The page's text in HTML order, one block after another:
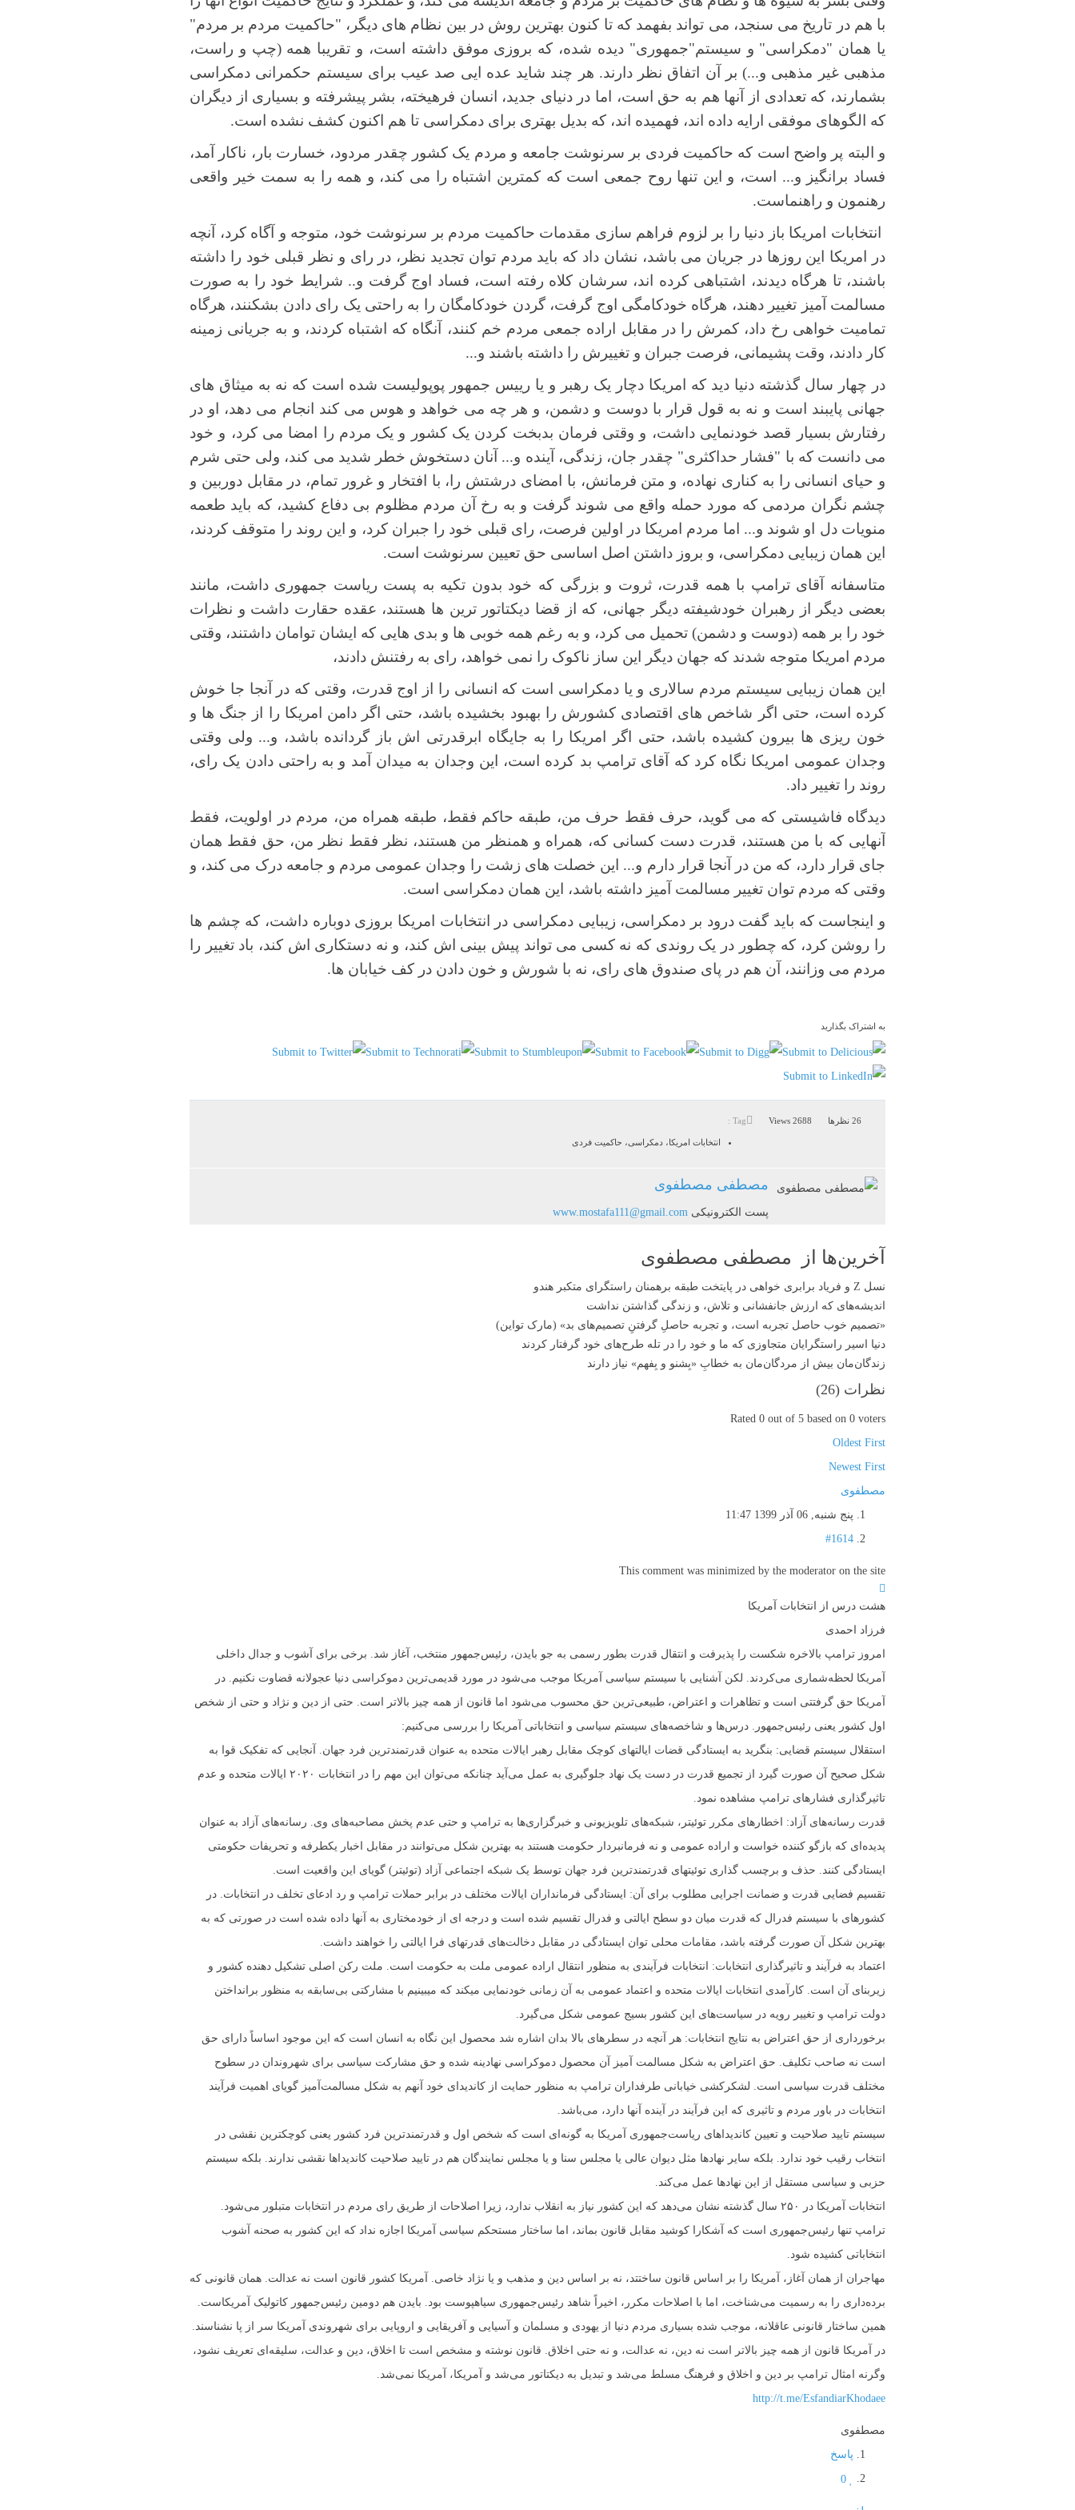
با هم در تاریخ می سنجد، می تواند بفهمد که تا کنون بهترین روش در بین نظام های دیگر، "حاکمیت مردم بر مردم"
یا همان "دمکراسی" و سیستم"جمهوری" دیده شده، که بروزی موفق داشته است، و تقریبا همه (چپ و راست،
مذهبی غیر مذهبی و...) بر آن اتفاق نظر دارند. هر چند شاید عده ایی صد عیب برای سیستم حکمرانی دمکراسی
بشمارند، که تعدادی از آنها هم به حق است، اما در دنیای جدید، انسان فرهیخته، بشر پیشرفته و بسیاری از دیگران
که الگوهای موفقی ارایه داده اند، فهمیده اند، که بدیل بهتری برای دمکراسی تا هم اکنون کشف نشده است.
و البته پر واضح است که حاکمیت فردی بر سرنوشت جامعه و مردم یک کشور چقدر مردود، خسارت بار، ناکار آمد،
فساد برانگیز و... است، و این تنها روح جمعی است که کمترین اشتباه را می کند، و همه را به سمت خیر واقعی
رهنمون و راهنماست.
انتخابات امریکا باز دنیا را بر لزوم فراهم سازی مقدمات حاکمیت مردم بر سرنوشت خود، متوجه و آگاه کرد، آنچه
در امریکا این روزها در جریان می باشد، نشان داد که باید مردم توان تجدید نظر، در رای و نظر قبلی خود را داشته
باشند، تا هرگاه دیدند، اشتباهی کرده اند، سرشان کلاه رفته است، فساد اوج گرفت و.. شرایط خود را به صورت
مسالمت آمیز تغییر دهند، هرگاه خودکامگی اوج گرفت، گردن خودکامگان را به راحتی یک رای دادن بشکنند، هرگاه
تمامیت خواهی رخ داد، کمرش را در مقابل اراده جمعی مردم خم کنند، آنگاه که اشتباه کردند، و به جریانی زمینه
کار دادند، وقت پشیمانی، فرصت جبران و تغییرش را داشته باشند و...
در چهار سال گذشته دنیا دید که امریکا دچار یک رهبر و یا رییس جمهور پوپولیست شده است که نه به میثاق های
جهانی پایبند است و نه به قول قرار با دوست و دشمن، و هر چه می خواهد و هوس می کند انجام می دهد، او در
رفتارش بسیار قصد خودنمایی داشت، و وقتی فرمان بدبخت کردن یک کشور و یک مردم را امضا می کرد، و خود
می دانست که با "فشار حداکثری" چقدر جان، زندگی، آینده و... آنان دستخوش خطر شدید می کند، ولی حتی شرم
و حیای انسانی را به کناری نهاده، و متن فرمانش، با امضای درشتش را، با افتخار و غرور تمام، در مقابل دوربین و
چشم نگران مردمی که مورد حمله واقع می شوند گرفت و به رخ آن مردم مظلوم بی دفاع کشید، که باید طعمه
منویات دل او شوند و... اما مردم امریکا در اولین فرصت، رای قبلی خود را جبران کرد، و این روند را متوقف کردند،
این همان زیبایی دمکراسی، و بروز داشتن اصل اساسی حق تعیین سرنوشت است.
متاسفانه آقای ترامپ با همه قدرت، ثروت و بزرگی که خود بدون تکیه به پست ریاست جمهوری داشت، مانند
بعضی دیگر از رهبران خودشیفته دیگر جهانی، که از قضا دیکتاتور ترین ها هستند، عقده حقارت داشت و نظرات
خود را بر همه (دوست و دشمن) تحمیل می کرد، و به رغم همه خوبی ها و بدی هایی که ایشان توامان داشتند، وقتی
مردم امریکا متوجه شدند که جهان دیگر این ساز ناکوک را نمی خواهد، رای به رفتنش دادند،
این همان زیبایی سیستم مردم سالاری و یا دمکراسی است که انسانی را از اوج قدرت، وقتی که در آنجا جا خوش
کرده است، حتی اگر شاخص های اقتصادی کشورش را بهبود بخشیده باشد، حتی اگر دامن امریکا را از جنگ ها و
خون ریزی ها بیرون کشیده باشد، حتی اگر امریکا را به جایگاه ابرقدرتی اش باز گردانده باشد، و... ولی وقتی
وجدان عمومی امریکا نگاه کرد که آقای ترامپ بد کرده است، این وجدان به میدان آمد و به راحتی دادن یک رای،
روند را تغییر داد.
دیدگاه فاشیستی که می گوید، حرف فقط حرف من، طبقه حاکم فقط، طبقه همراه من، مردم در اولویت، فقط
آنهایی که با من هستند، قدرت دست کسانی که، همراه و همنظر من هستند، نظر فقط نظر من، حق فقط همان
جای قرار دارد، که من در آنجا قرار دارم و... این خصلت های زشت را وجدان عمومی مردم و جامعه درک می کند، و
وقتی که مردم توان تغییر مسالمت آمیز داشته باشد، این همان دمکراسی است.
و اینجاست که باید گفت درود بر دمکراسی، زیبایی دمکراسی در انتخابات امریکا بروزی دوباره داشت، که چشم ها
را روشن کرد، که چطور در یک روندی که نه کسی می تواند پیش بینی اش کند، و نه دستکاری اش کند، باد تغییر را
مردم می وزانند، آن هم در پای صندوق های رای، نه با شورش و خون دادن در کف خیابان ها.
به اشتراک بگذارید
26 نظرها 2688 Views
Tag :
انتخابات امریکا، دمکراسی، حاکمیت فردی
مصطفی مصطفوی
پست الکترونیکی www.mostafa111@gmail.com
آخرین‌ها از مصطفی مصطفوی
نسل Z و فریاد برابری خواهی در پایتخت طبقه برهمنان راستگرای متکبر هندو
اندیشه‌های که ارزش جانفشانی و تلاش، و زندگی گذاشتن نداشت
«تصمیم‌ خوب حاصل تجربه‌ است، و تجربه حاصلِ گرفتنِ تصمیم‌های بد» (مارک تواین)
دنیا اسیر راستگرایان متجاوزی‌ که ما و خود را در تله طرح‌های خود گرفتار کردند
زندگان‌مان بیش از مردگان‌مان به خطابِ «بِشنو و بِفهم» نیاز دارند
نظرات (26
)
Rated 0 out of 5 based on 0 voters
Oldest First
Newest First
مصطفوی
پنج شنبه, 06 آذر 1399 11:47
#1614
This comment was minimized by the moderator on the site
هشت درس از انتخابات آمریکا
فرزاد احمدی
امروز ترامپ بالاخره شکست را پذیرفت و انتقال قدرت بطور رسمی به جو بایدن، رئیس‌جمهور منتخب، آغاز شد. برخی برای آشوب و جدال داخلی
آمریکا لحظه‌شماری می‌کردند. لکن آشنایی با سیستم سیاسی آمریکا موجب می‌شود در مورد قدیمی‌ترین دموکراسی دنیا عجولانه قضاوت نکنیم. در
آمریکا حق گرفتتی است و تظاهرات و اعتراض، طبیعی‌ترین حق محسوب می‌شود اما قانون از همه چیز بالاتر است. حتی از دین و نژاد و حتی از شخص
اول کشور یعنی رئیس‌جمهور. درس‌ها و شاخصه‌های سیستم سیاسی و انتخاباتی آمریکا را بررسی می‌کنیم:
استقلال سیستم قضایی: بنگرید به ایستادگی قضات ایالتهای کوچک مقابل رهبر ایالات متحده به عنوان قدرتمندترین فرد جهان. آنجایی که تفکیک قوا به
شکل صحیح آن صورت گیرد از تجمیع قدرت در دست یک نهاد جلوگیری به عمل می‌آید چنانکه می‌توان این مهم را در انتخابات ۲۰۲۰ ایالات متحده و عدم
تاثیرگذاری فشارهای ترامپ مشاهده نمود.
قدرت رسانه‌های آزاد: اخطارهای مکرر توئیتر، شبکه‌های تلویزیونی و خبرگزاری‌ها به ترامپ و حتی عدم پخش مصاحبه‌های وی. رسانه‌های آزاد به عنوان
پدیده‌ای که بازگو کننده خواست و اراده عمومی و نه فرمانبردار حکومت هستند به بهترین شکل می‌توانند در مقابل اخبار یکطرفه و تحریفات حکومتی
ایستادگی کنند. حذف و برچسب گذاری توئیتهای قدرتمندترین فرد جهان توسط یک شبکه اجتماعی آزاد (توئیتر) گویای این واقعیت است.
تقسیم فضایی قدرت و ضمانت اجرایی مطلوب برای آن: ایستادگی فرمانداران ایالات مختلف در برابر حملات ترامپ و رد ادعای تخلف در انتخابات. در
کشورهای با سیستم فدرال که قدرت میان دو سطح ایالتی و فدرال تقسیم شده است و درجه ای از خودمختاری به آنها داده شده است در صورتی که به
بهترین شکل آن صورت گرفته باشد، مقامات محلی توان ایستادگی در مقابل دخالت‌های قدرتهای فرا ایالتی را خواهند داشت.
اعتماد به فرآیند و تاثیرگذاری انتخابات: انتخابات فرآیندی به منظور انتقال اراده عمومی ملت به حکومت است. ملت رکن اصلی تشکیل دهنده کشور و
زیربنای آن است. کارآمدی انتخابات ایالات متحده و اعتماد عمومی به آن زمانی خودنمایی میکند که میبینیم با مشارکتی بی‌سابقه به منظور برانداختن
دولت ترامپ و تغییر رویه در سیاست‌های این کشور بسیج عمومی شکل می‌گیرد.
برخورداری از حق اعتراض به نتایج انتخابات: هر آنچه در سطرهای بالا بدان اشاره شد محصول این نگاه به انسان است که این موجود اساساً دارای حق
است نه صاحب تکلیف. حق اعتراض به شکل مسالمت آمیز آن محصول دموکراسی نهادینه شده و حق مشارکت سیاسی برای شهروندان در سطوح
مختلف قدرت سیاسی است. لشکرکشی خیابانی طرفداران ترامپ به منظور حمایت از کاندیدای خود آنهم به شکل مسالمت‌آمیز گویای اهمیت فرآیند
انتخابات در باور مردم و تاثیری که این فرآیند در آینده آنها دارد، می‌باشد.
سیستم تایید صلاحیت و تعیین کاندیداهای ریاست‌جمهوری آمریکا به گونه‌ای است که شخص اول و قدرتمندترین فرد کشور یعنی کوچکترین نقشی در
انتخاب رقیب خود ندارد. بلکه سایر نهادها مثل دیوان عالی یا مجلس سنا و یا مجلس نمایندگان هم در تایید صلاحیت کاندیداها نقشی ندارند. بلکه سیستم
حزبی و سیاسی مستقل از این نهادها عمل می‌کند.
انتخابات آمریکا در ۲۵۰ سال گذشته نشان می‌دهد که این کشور نیاز به انقلاب ندارد، زیرا اصلاحات از طریق رای مردم در انتخابات متبلور می‌شود.
ترامپ تنها رئیس‌جمهوری است که آشکارا کوشید مقابل قانون بماند، اما ساختار مستحکم سیاسی آمریکا اجازه نداد که این کشور به صحنه آشوب
انتخاباتی کشیده شود.
مهاجران از همان آغاز، آمریکا را بر اساس قانون ساختتد، نه بر اساس دین و مذهب و یا نژاد خاصی. آمریکا کشور قانون است نه عدالت. همان قانونی که
برده‌داری را به رسمیت می‌شناخت، اما با اصلاحات مکرر، اخیراً شاهد رئیس‌جمهوری سیاهپوست بود. بایدن هم دومین رئیس‌جمهور کاتولیک آمریکاست.
همین ساختار قانونی عاقلانه، موجب شده بسیاری مردم دنیا از یهودی و مسلمان و آسیایی و آفریقایی و اروپایی برای شهروندی آمریکا سر از پا نشناسند.
در آمریکا قانون از همه چیز بالاتر است نه دین، نه عدالت، و نه حتی اخلاق. قانون نوشته و مشخص است تا اخلاق، دین و عدالت، سلیقه‌ای تعریف نشود،
وگرنه امثال ترامپ بر دین و اخلاق و فرهنگ مسلط می‌شد و تبدیل به دیکتاتور می‌شد و آمریکا، آمریکا نمی‌شد.
http://t.me/EsfandiarKhodaee
مصطفوی
پاسخ
0